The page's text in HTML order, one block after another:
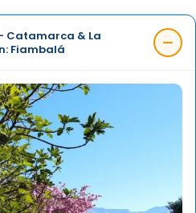
Catamarca & La
Fiambalá